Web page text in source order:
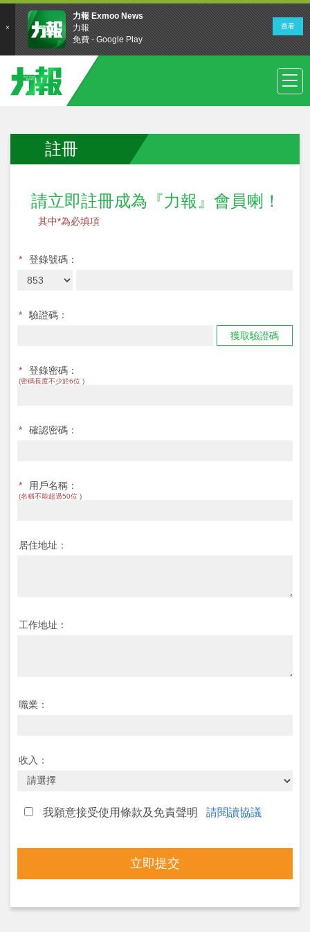
註冊
請立即註冊成為『力報』會員喇！
其中*為必填項
* 登錄號碼：
*
驗證碼：
獲取驗證碼
* 登錄密碼：
(密碼長度不少於6位 )
* 確認密碼：
* 用戶名稱：
(名稱不能超過50位 )
居住地址：
工作地址：
職業：
收入：
我願意接受使用條款及免責聲明 請閱讀協議